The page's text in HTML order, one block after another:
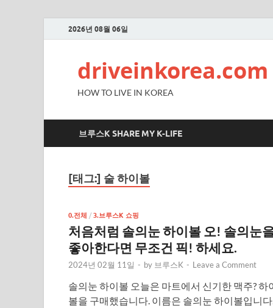
2026년 08월 06일
driveinkorea.com
HOW TO LIVE IN KOREA
브루스K SHARE MY K-LIFE
[태그:] 술 하이볼
0.전체 / 3.브루스K 쇼핑
처음처럼 솔의눈 하이볼 오! 솔의눈
좋아한다면 무조건 픽! 하세요.
2024년 02월 11일 - by 브루스K - Leave a Comment
솔의눈 하이볼 오늘은 마트에서 신기한 맥주? 하
볼을 구매했습니다. 이름은 솔의눈 하이볼입니